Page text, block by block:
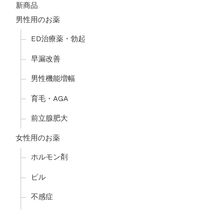
新商品
男性用のお薬
ED治療薬・勃起
早漏改善
男性機能増幅
育毛・AGA
前立腺肥大
女性用のお薬
ホルモン剤
ピル
不感症